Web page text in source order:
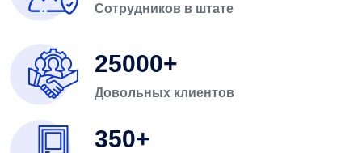
Сотрудников в штате
25000
Довольных клиентов
350